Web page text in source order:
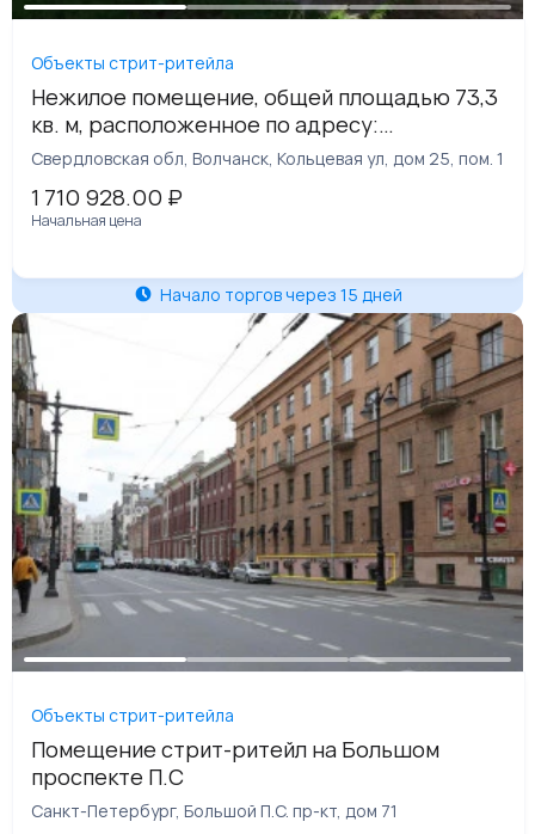
Объекты стрит-ритейла
Нежилое помещение, общей площадью 73,3
кв. м, расположенное по адресу:
Свердловская обл, Волчанск, Кольцевая ул,
Свердловская обл, Волчанск, Кольцевая ул, дом 25, пом. 1
1 710 928.00 ₽
Начальная цена
Начало торгов через 15 дней
Объекты стрит-ритейла
Помещение стрит-ритейл на Большом
проспекте П.С
Санкт-Петербург, Большой П.С. пр-кт, дом 71